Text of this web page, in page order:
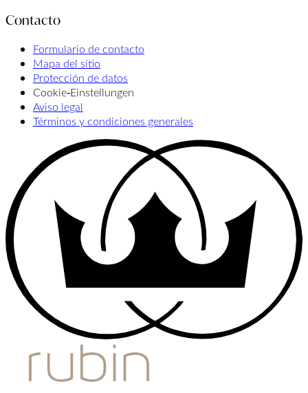
Contacto
Formulario de contacto
Mapa del sitio
Protección de datos
Cookie‑Einstellungen
Aviso legal
Términos y condiciones generales